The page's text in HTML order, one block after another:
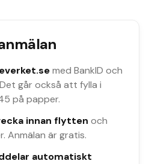
med BankID och
går också att fylla i
på papper.
innan flytten och
Anmälan är gratis.
automatiskt